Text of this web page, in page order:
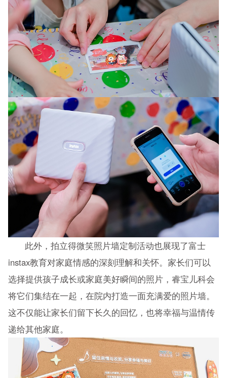
此外，拍立得微笑照片墙定制活动也展现了富士
instax教育对家庭情感的深刻理解和关怀。家长们可以
选择提供孩子成长或家庭美好瞬间的照片，睿宝儿科会
将它们集结在一起，在院内打造一面充满爱的照片墙。
这不仅能让家长们留下长久的回忆，也将幸福与温情传
递给其他家庭。